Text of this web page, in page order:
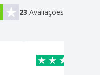
23 Avaliações